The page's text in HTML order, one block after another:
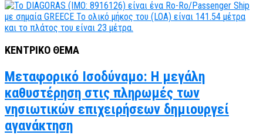
ΚΕΝΤΡΙΚΟ ΘΕΜΑ
Μεταφορικό Ισοδύναμο: Η μεγάλη
καθυστέρηση στις πληρωμές των
νησιωτικών επιχειρήσεων δημιουργεί
αγανάκτηση